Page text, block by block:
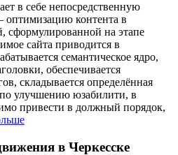
в себе непосредственную
оптимизацию контента в
сформулированной на этапе
сайта приводится в
семантическое ядро,
обеспечивается
складывается определённая
по улучшению юзабилити, в
привести в должный порядок,
в Черкесске